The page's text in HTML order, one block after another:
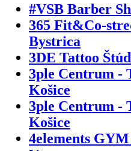
#VSB Barber
365 Fit&Co-
Bystrica
3DE Tattoo
3ple Centrum -
Košice
3ple Centrum -
Košice
4elements